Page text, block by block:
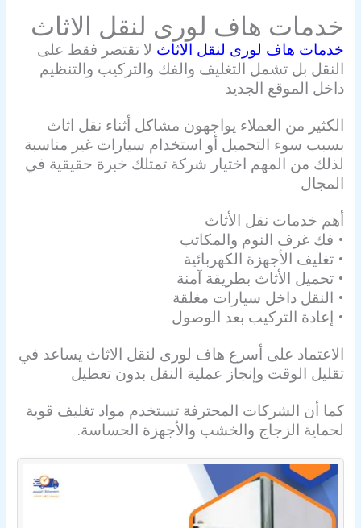
خدمات هاف لورى لنقل الاثاث
خدمات هاف لورى لنقل الاثاث لا تقتصر فقط على
النقل بل تشمل التغليف والفك والتركيب والتنظيم
داخل الموقع الجديد
الكثير من العملاء يواجهون مشاكل أثناء نقل اثاث
بسبب سوء التحميل أو استخدام سيارات غير مناسبة
لذلك من المهم اختيار شركة تمتلك خبرة حقيقية في
المجال
أهم خدمات نقل الأثاث
• فك غرف النوم والمكاتب
• تغليف الأجهزة الكهربائية
• تحميل الأثاث بطريقة آمنة
• النقل داخل سيارات مغلقة
• إعادة التركيب بعد الوصول
الاعتماد على أسرع هاف لورى لنقل الاثاث يساعد في
تقليل الوقت وإنجاز عملية النقل بدون تعطيل
كما أن الشركات المحترفة تستخدم مواد تغليف قوية
لحماية الزجاج والخشب والأجهزة الحساسة.